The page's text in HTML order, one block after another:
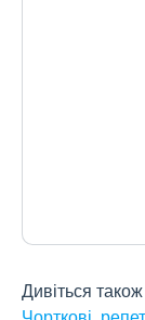
Дивіться також